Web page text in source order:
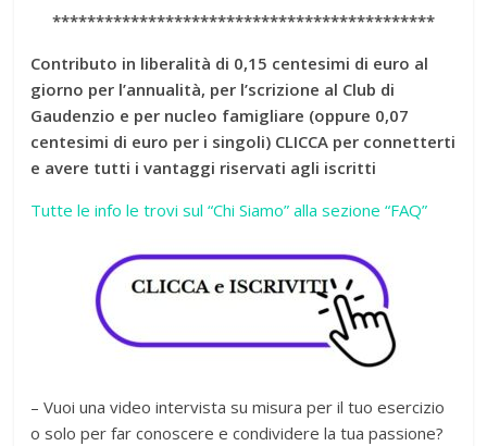
********************************************
Contributo in liberalità di 0,15 centesimi di euro al
giorno per l’annualità, per l’scrizione al Club di
Gaudenzio e per nucleo famigliare (oppure 0,07
centesimi di euro per i singoli) CLICCA per connetterti
e avere tutti i vantaggi riservati agli iscritti
Tutte le info le trovi sul “Chi Siamo” alla sezione “FAQ”
– Vuoi una video intervista su misura per il tuo esercizio
o solo per far conoscere e condividere la tua passione?